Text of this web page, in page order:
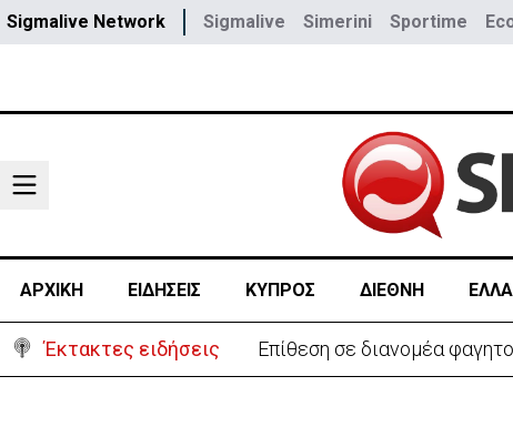
Sigmalive Network Sigmalive Simerini Sportime
ΑΡΧΙΚΗ ΕΙΔΗΣΕΙΣ ΚΥΠΡΟΣ ΔΙΕΘΝΗ
Έκτακτες ειδήσεις Ο στρατηγός του Τραμπ